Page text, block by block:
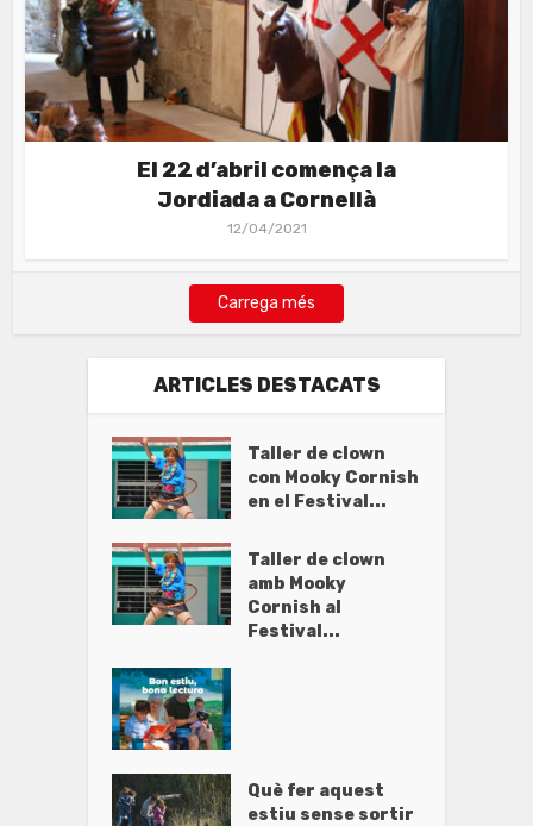
El 22 d’abril comença la
Jordiada a Cornellà
12/04/2021
Carrega més
ARTICLES DESTACATS
Taller de clown
con Mooky Cornish
en el Festival...
Taller de clown
amb Mooky
Cornish al
Festival...
Què fer aquest
estiu sense sortir